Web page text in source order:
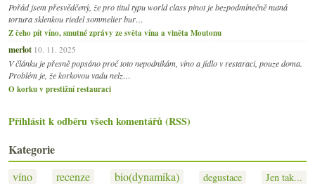
Pořád jsem přesvědčený, že pro titul typu world class pinot je bezpodmínečně nutná
tortura sklenkou riedel sommelier bur…
Z čeho pít víno, smutné zprávy ze světa vína a viněta Moutonu
merlot 10. 11. 2025
V článku je přesně popsáno proč toto nepodnikám, víno a jídlo v restaraci, pouze doma.
Problém je, že korkovou vadu nelz…
O korku v prestižní restauraci
Přihlásit k odběru všech komentářů (RSS)
Kategorie
víno recenze bio(dynamika) degustace Jen tak...